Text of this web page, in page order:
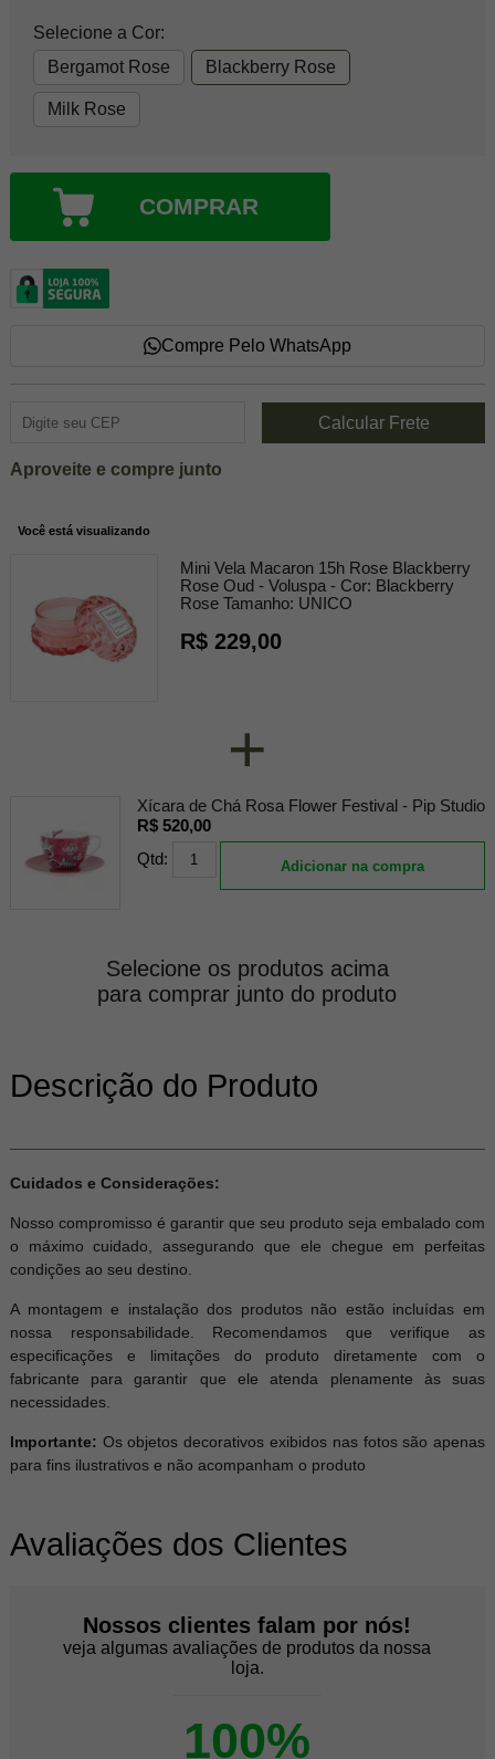
Selecione a Cor:
Bergamot Rose
Blackberry Rose
Milk Rose
COMPRAR
Compre Pelo WhatsApp
Aproveite e compre junto
Você está visualizando
Mini Vela Macaron 15h Rose Blackberry
Rose Oud - Voluspa - Cor: Blackberry
Rose Tamanho: UNICO
R$ 229,00
+
Xícara de Chá Rosa Flower Festival - Pip Studio
R$ 520,00
Qtd:
Adicionar na compra
Selecione os produtos acima
para comprar junto do produto
Descrição do Produto
Cuidados e Considerações:
Nosso compromisso é garantir que seu produto seja embalado com
o máximo cuidado, assegurando que ele chegue em perfeitas
condições ao seu destino.
A montagem e instalação dos produtos não estão incluídas em
nossa responsabilidade. Recomendamos que verifique as
especificações e limitações do produto diretamente com o
fabricante para garantir que ele atenda plenamente às suas
necessidades.
Importante: Os objetos decorativos exibidos nas fotos são apenas
para fins ilustrativos e não acompanham o produto
Avaliações dos Clientes
Nossos clientes falam por nós!
veja algumas avaliações de produtos da nossa
loja.
100%